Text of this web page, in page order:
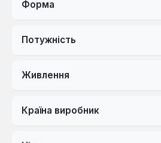
Форма
Потужність
Живлення
Країна виробник